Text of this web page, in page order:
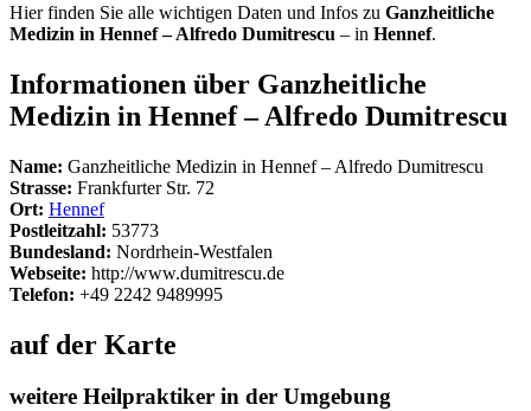
Hier finden Sie alle wichtigen Daten und Infos zu Ganzheitliche
Medizin in Hennef – Alfredo Dumitrescu – in Hennef.
Informationen über Ganzheitliche
Medizin in Hennef – Alfredo Dumitrescu
Name: Ganzheitliche Medizin in Hennef – Alfredo Dumitrescu
Strasse: Frankfurter Str. 72
Ort: Hennef
Postleitzahl: 53773
Bundesland: Nordrhein-Westfalen
Webseite: http://www.dumitrescu.de
Telefon: +49 2242 9489995
auf der Karte
weitere Heilpraktiker in der Umgebung